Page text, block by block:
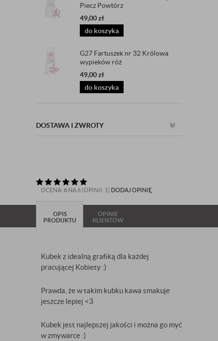
Piecz Powtórz
49,00zł
do koszyka
G27 Fartuszek nr 32 Królowa
wypieków róż
49,00zł
do koszyka
DOSTAWA I ZWROTY
OCENA: 6 NA 6 (OPINII: 1) DODAJ OPINIĘ
OPIS
PRODUKTU
OPINIE
KLIENTÓW
Kubek z idealną grafiką dla każdej
pracującej Kobiety :)
Prawda, że w takim kubku kawa smakuje
jeszcze lepiej <3
Kubek jest najlepszej jakości i można go myć
w zmywarce :)